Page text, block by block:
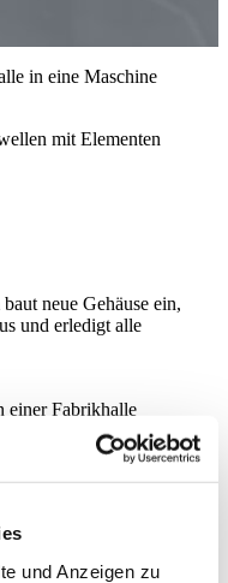
und Anzeigen zu
neue Gehäuse ein,
und erledigt alle